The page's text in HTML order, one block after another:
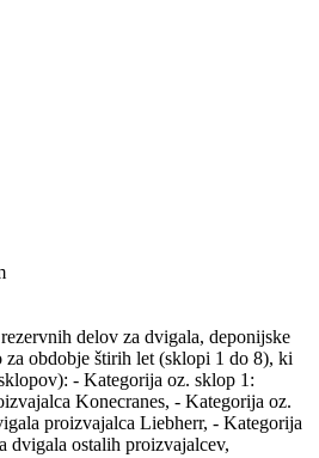
delov za dvigala, deponijske
za obdobje štirih let (sklopi 1 do 8), ki
- Kategorija oz. sklop 1:
Konecranes, - Kategorija oz.
proizvajalca Liebherr, - Kategorija
dvigala ostalih proizvajalcev,